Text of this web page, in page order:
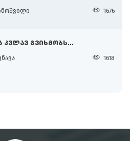
1676
ᲙᲕᲚᲐᲕ ᲒᲕᲘᲮᲛᲝᲑᲡ...
1618